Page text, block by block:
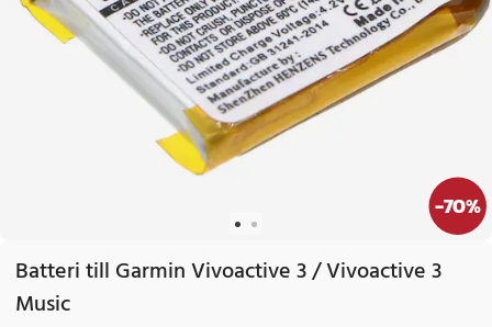
-70%
Batteri till Garmin Vivoactive 3 / Vivoactive 3
Music